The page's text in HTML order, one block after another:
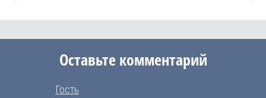
Оставьте комментарий
Гость